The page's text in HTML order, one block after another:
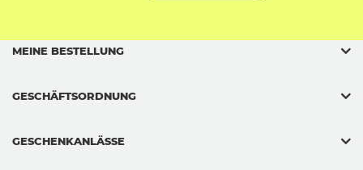
MEINE BESTELLUNG
GESCHÄFTSORDNUNG
GESCHENKANLÄSSE